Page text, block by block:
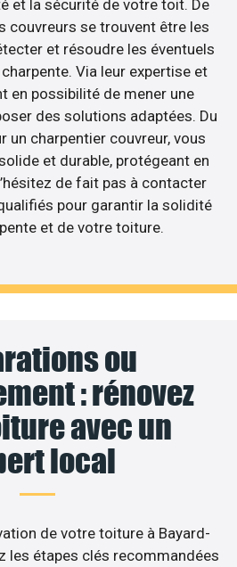
et la sécurité de votre toit. De
couvreurs se trouvent être les
et résoudre les éventuels
Via leur expertise et
en possibilité de mener une
des solutions adaptées. Du
un charpentier couvreur, vous
et durable, protégeant en
de fait pas à contacter
pour garantir la solidité
et de votre toiture.
ou
: rénovez
avec un
local
de votre toiture à Bayard-
les étapes clés recommandées